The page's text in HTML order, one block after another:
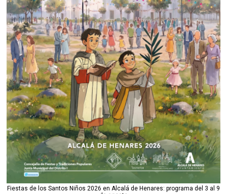
Fiestas de los Santos Niños 2026 en Alcalá de Henares: programa del 3 al 9